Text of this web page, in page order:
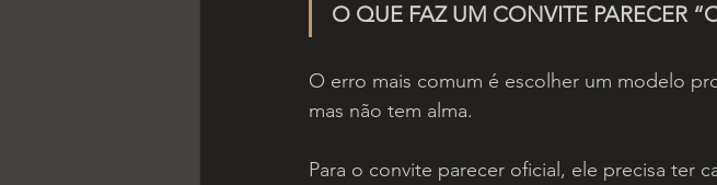
O QUE FAZ UM CONVITE PARECER
O erro mais comum é escolher um modelo
mas não tem alma.
Para o convite parecer oficial, ele precisa ter